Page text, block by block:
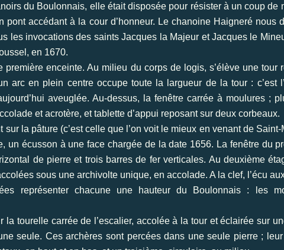
du Boulonnais, elle était disposée pour résister à un coup de
pont accédant à la cour d’honneur. Le chanoine Haigneré nous
les invocations des saints Jacques la Majeur et Jacques le
en 1670.
première enceinte. Au milieu du corps de logis, s’élève une tour
arc en plein centre occupe toute la largueur de la tour : c’est
aveuglée. Au-dessus, la fenêtre carrée à moulures ;
et acrotère, et tablette d’appui reposant sur deux corbeaux.
sur la pâture (c’est celle que l’on voit le mieux en venant de Saint-
un écusson à une face chargée de la date 1656. La fenêtre du
de pierre et trois barres de fer verticales. Au deuxième
sous une archivolte unique, en accolade. A la clef, l’écu
représenter chacune une hauteur du Boulonnais : les
la tourelle carrée de l’escalier, accolée à la tour et éclairée sur
seule. Ces archères sont percées dans une seule pierre ;